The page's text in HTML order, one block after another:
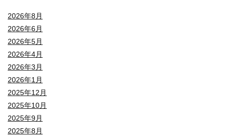
2026年8月
2026年6月
2026年5月
2026年4月
2026年3月
2026年1月
2025年12月
2025年10月
2025年9月
2025年8月